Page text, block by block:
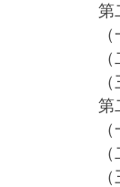
第二
（一
（二
（三
第二
（一
（二
（三